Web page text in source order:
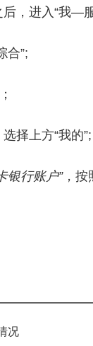
，进入“我—
合”;
；
择上方“我的”;
银行账户”，按
况